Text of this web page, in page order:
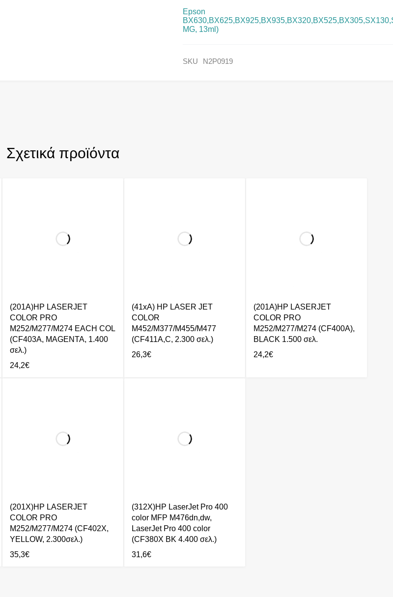
Epson
MG, 13ml)
SKU N2P0919
Σχετικά προϊόντα
(201A)HP LASERJET
COLOR PRO
M252/M277/M274 EACH COL
(CF403A, MAGENTA, 1.400
σελ.)
24,2€
(41xA) HP LASER JET
COLOR
M452/M377/M455/M477
(CF411A,C, 2.300 σελ.)
26,3€
(201A)HP LASERJET
COLOR PRO
M252/M277/M274 (CF400A),
BLΑCK 1.500 σελ.
24,2€
(201X)HP LASERJET
COLOR PRO
M252/M277/M274 (CF402X,
YELLOW, 2.300σελ.)
35,3€
(312X)HP LaserJet Pro 400
color MFP M476dn,dw,
LaserJet Pro 400 color
(CF380X BK 4.400 σελ.)
31,6€